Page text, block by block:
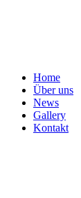
Home
Über uns
News
Gallery
Kontakt